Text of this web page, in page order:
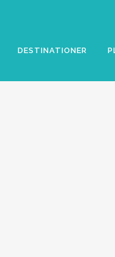
DESTINATIONER